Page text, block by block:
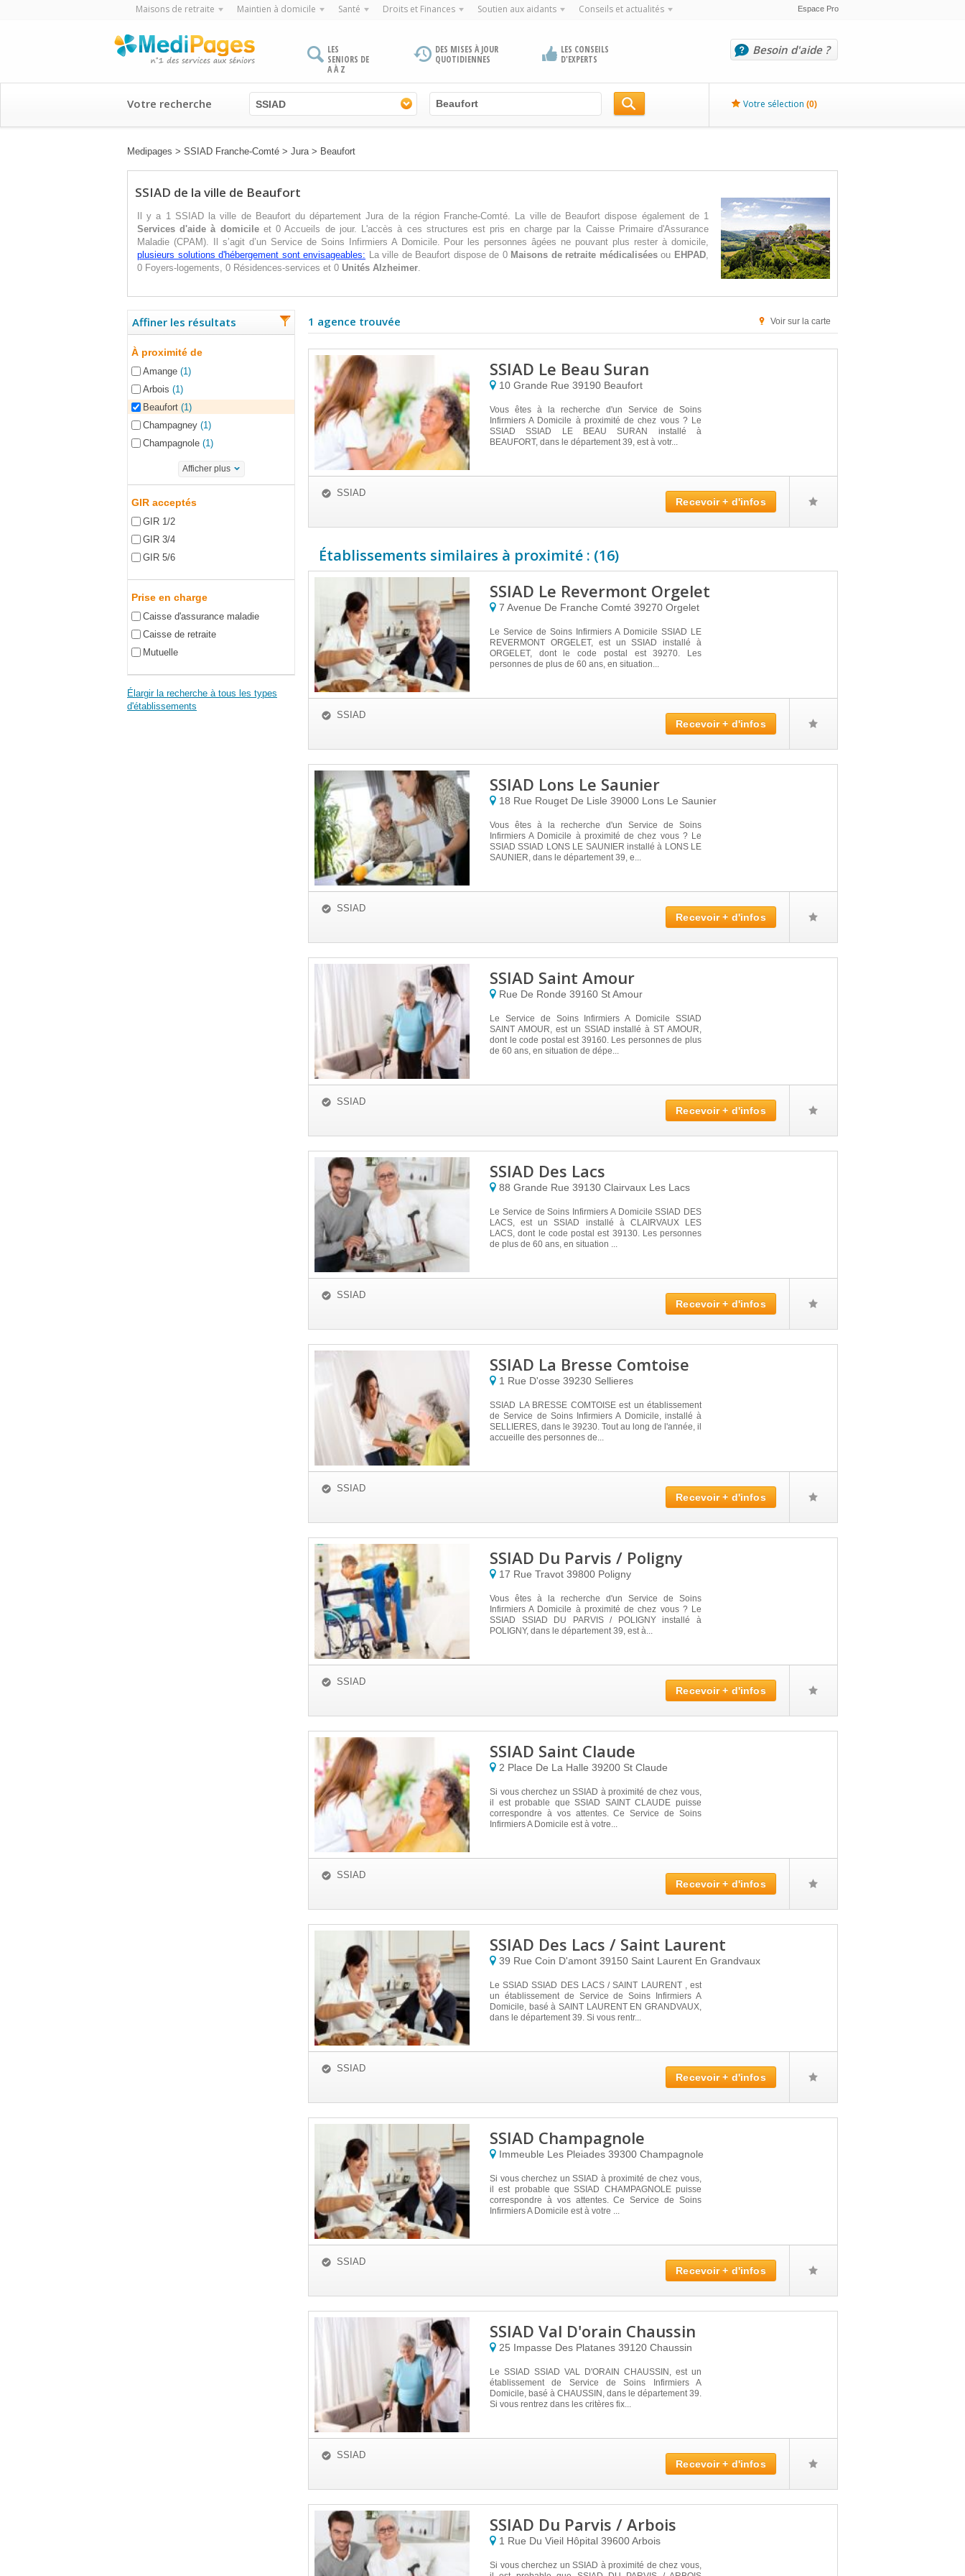
Maisons de retraite Maintien à domicile Santé Droits et Finances Soutien aux aidants Conseils et actualités Espace Pro
LES
SENIORS DE
A À Z
DES MISES À JOUR
QUOTIDIENNES
LES CONSEILS
D'EXPERTS
Besoin d'aide ?
Votre recherche SSIAD Votre sélection (0)
Medipages > SSIAD Franche-Comté > Jura> Beaufort
SSIAD de la ville de Beaufort
Il y a 1 SSIAD la ville de Beaufort du département Jura de la région Franche-Comté. La ville de Beaufort dispose également de 1
Services d'aide à domicileet 0 Accueils de jour. L'accès à ces structures est pris en charge par la Caisse Primaire d'Assurance
Maladie (CPAM). Il s’agit d’un Service de Soins Infirmiers A Domicile. Pour les personnes âgées ne pouvant plus rester à domicile,
plusieurs solutions d'hébergement sont envisageables: La ville de Beaufort dispose de 0 Maisons de retraite médicaliséesou EHPAD,
0 Foyers-logements, 0 Résidences-services et 0 Unités Alzheimer.
Affiner les résultats
À proximité de
Amange (1)
Arbois (1)
Beaufort (1)
Champagney (1)
Champagnole (1)
Afficher plus
GIR acceptés
GIR 1/2
GIR 3/4
GIR 5/6
Prise en charge
Caisse d'assurance maladie
Caisse de retraite
Mutuelle
Élargir la recherche à tous les types
d'établissements
1 agence trouvée Voir sur la carte
SSIAD Le Beau Suran
10 Grande Rue 39190 Beaufort
Vous êtes à la recherche d'un Service de Soins
Infirmiers A Domicile à proximité de chez vous ? Le
SSIAD SSIAD LE BEAU SURAN installé à
BEAUFORT, dans le département 39, est à votr...
SSIAD
Recevoir + d'infos
Établissements similaires à proximité : (16)
SSIAD Le Revermont Orgelet
7 Avenue De Franche Comté 39270 Orgelet
Le Service de Soins Infirmiers A Domicile SSIAD LE
REVERMONT ORGELET, est un SSIAD installé à
ORGELET, dont le code postal est 39270. Les
personnes de plus de 60 ans, en situation...
SSIAD
Recevoir + d'infos
SSIAD Lons Le Saunier
18 Rue Rouget De Lisle 39000 Lons Le Saunier
Vous êtes à la recherche d'un Service de Soins
Infirmiers A Domicile à proximité de chez vous ? Le
SSIAD SSIAD LONS LE SAUNIER installé à LONS LE
SAUNIER, dans le département 39, e...
SSIAD
Recevoir + d'infos
SSIAD Saint Amour
Rue De Ronde 39160 St Amour
Le Service de Soins Infirmiers A Domicile SSIAD
SAINT AMOUR, est un SSIAD installé à ST AMOUR,
dont le code postal est 39160. Les personnes de plus
de 60 ans, en situation de dépe...
SSIAD
Recevoir + d'infos
SSIAD Des Lacs
88 Grande Rue 39130 Clairvaux Les Lacs
Le Service de Soins Infirmiers A Domicile SSIAD DES
LACS, est un SSIAD installé à CLAIRVAUX LES
LACS, dont le code postal est 39130. Les personnes
de plus de 60 ans, en situation ...
SSIAD
Recevoir + d'infos
SSIAD La Bresse Comtoise
1 Rue D'osse 39230 Sellieres
SSIAD LA BRESSE COMTOISE est un établissement
de Service de Soins Infirmiers A Domicile, installé à
SELLIERES, dans le 39230. Tout au long de l'année, il
accueille des personnes de...
SSIAD
Recevoir + d'infos
SSIAD Du Parvis / Poligny
17 Rue Travot 39800 Poligny
Vous êtes à la recherche d'un Service de Soins
Infirmiers A Domicile à proximité de chez vous ? Le
SSIAD SSIAD DU PARVIS / POLIGNY installé à
POLIGNY, dans le département 39, est à...
SSIAD
Recevoir + d'infos
SSIAD Saint Claude
2 Place De La Halle 39200 St Claude
Si vous cherchez un SSIAD à proximité de chez vous,
il est probable que SSIAD SAINT CLAUDE puisse
correspondre à vos attentes. Ce Service de Soins
Infirmiers A Domicile est à votre...
SSIAD
Recevoir + d'infos
SSIAD Des Lacs / Saint Laurent
39 Rue Coin D'amont 39150 Saint Laurent En Grandvaux
Le SSIAD SSIAD DES LACS / SAINT LAURENT , est
un établissement de Service de Soins Infirmiers A
Domicile, basé à SAINT LAURENT EN GRANDVAUX,
dans le département 39. Si vous rentr...
SSIAD
Recevoir + d'infos
SSIAD Champagnole
Immeuble Les Pleiades 39300 Champagnole
Si vous cherchez un SSIAD à proximité de chez vous,
il est probable que SSIAD CHAMPAGNOLE puisse
correspondre à vos attentes. Ce Service de Soins
Infirmiers A Domicile est à votre ...
SSIAD
Recevoir + d'infos
SSIAD Val D'orain Chaussin
25 Impasse Des Platanes 39120 Chaussin
Le SSIAD SSIAD VAL D'ORAIN CHAUSSIN, est un
établissement de Service de Soins Infirmiers A
Domicile, basé à CHAUSSIN, dans le département 39.
Si vous rentrez dans les critères fix...
SSIAD
Recevoir + d'infos
SSIAD Du Parvis / Arbois
1 Rue Du Vieil Hôpital 39600Arbois
Si vous cherchez un SSIAD à proximité de chez vous,